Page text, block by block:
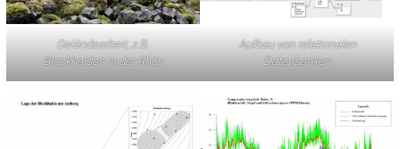
Geländearbeit, z.B.
Blockhalden in der Rhön
Aufbau von relationalen
Datenbanken